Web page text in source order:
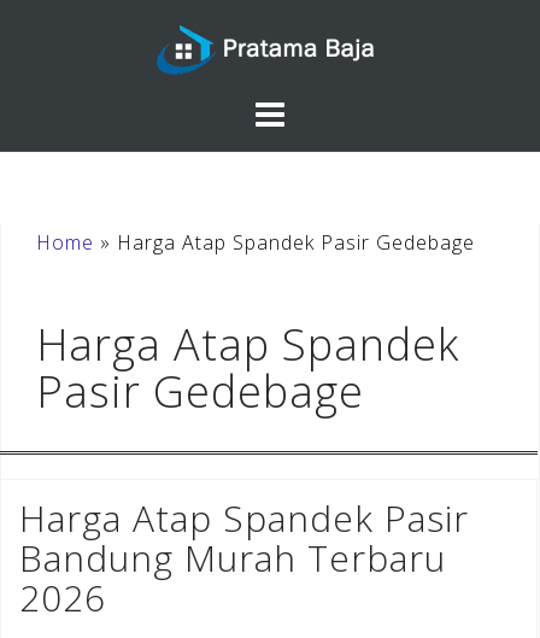
Home » Harga Atap Spandek Pasir Gedebage
Harga Atap Spandek
Pasir Gedebage
Harga Atap Spandek Pasir
Bandung Murah Terbaru
2026